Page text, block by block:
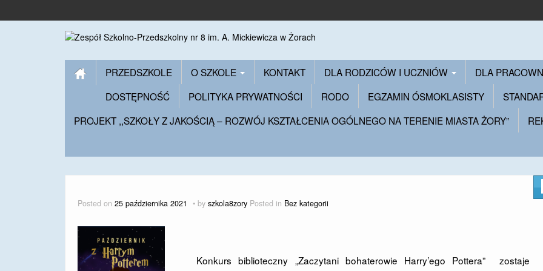
PRZEDSZKOLE O SZKOLE KONTAKT DLA RODZICÓW I UCZNIÓW DLA
DOSTĘPNOŚĆ
POLITYKA PRYWATNOŚCI RODO EGZAMIN ÓSMOKLASISTY
PROJEKT ,,SZKOŁY Z JAKOŚCIĄ – ROZWÓJ KSZTAŁCENIA OGÓLNEGO NA TERENIE MIASTA ŻORY”
Posted on 25 października 2021 by szkola8zory Posted in Bez kategorii
Konkurs biblioteczny „Zaczytani bohaterowie Harry’ego Pottera” zostaje